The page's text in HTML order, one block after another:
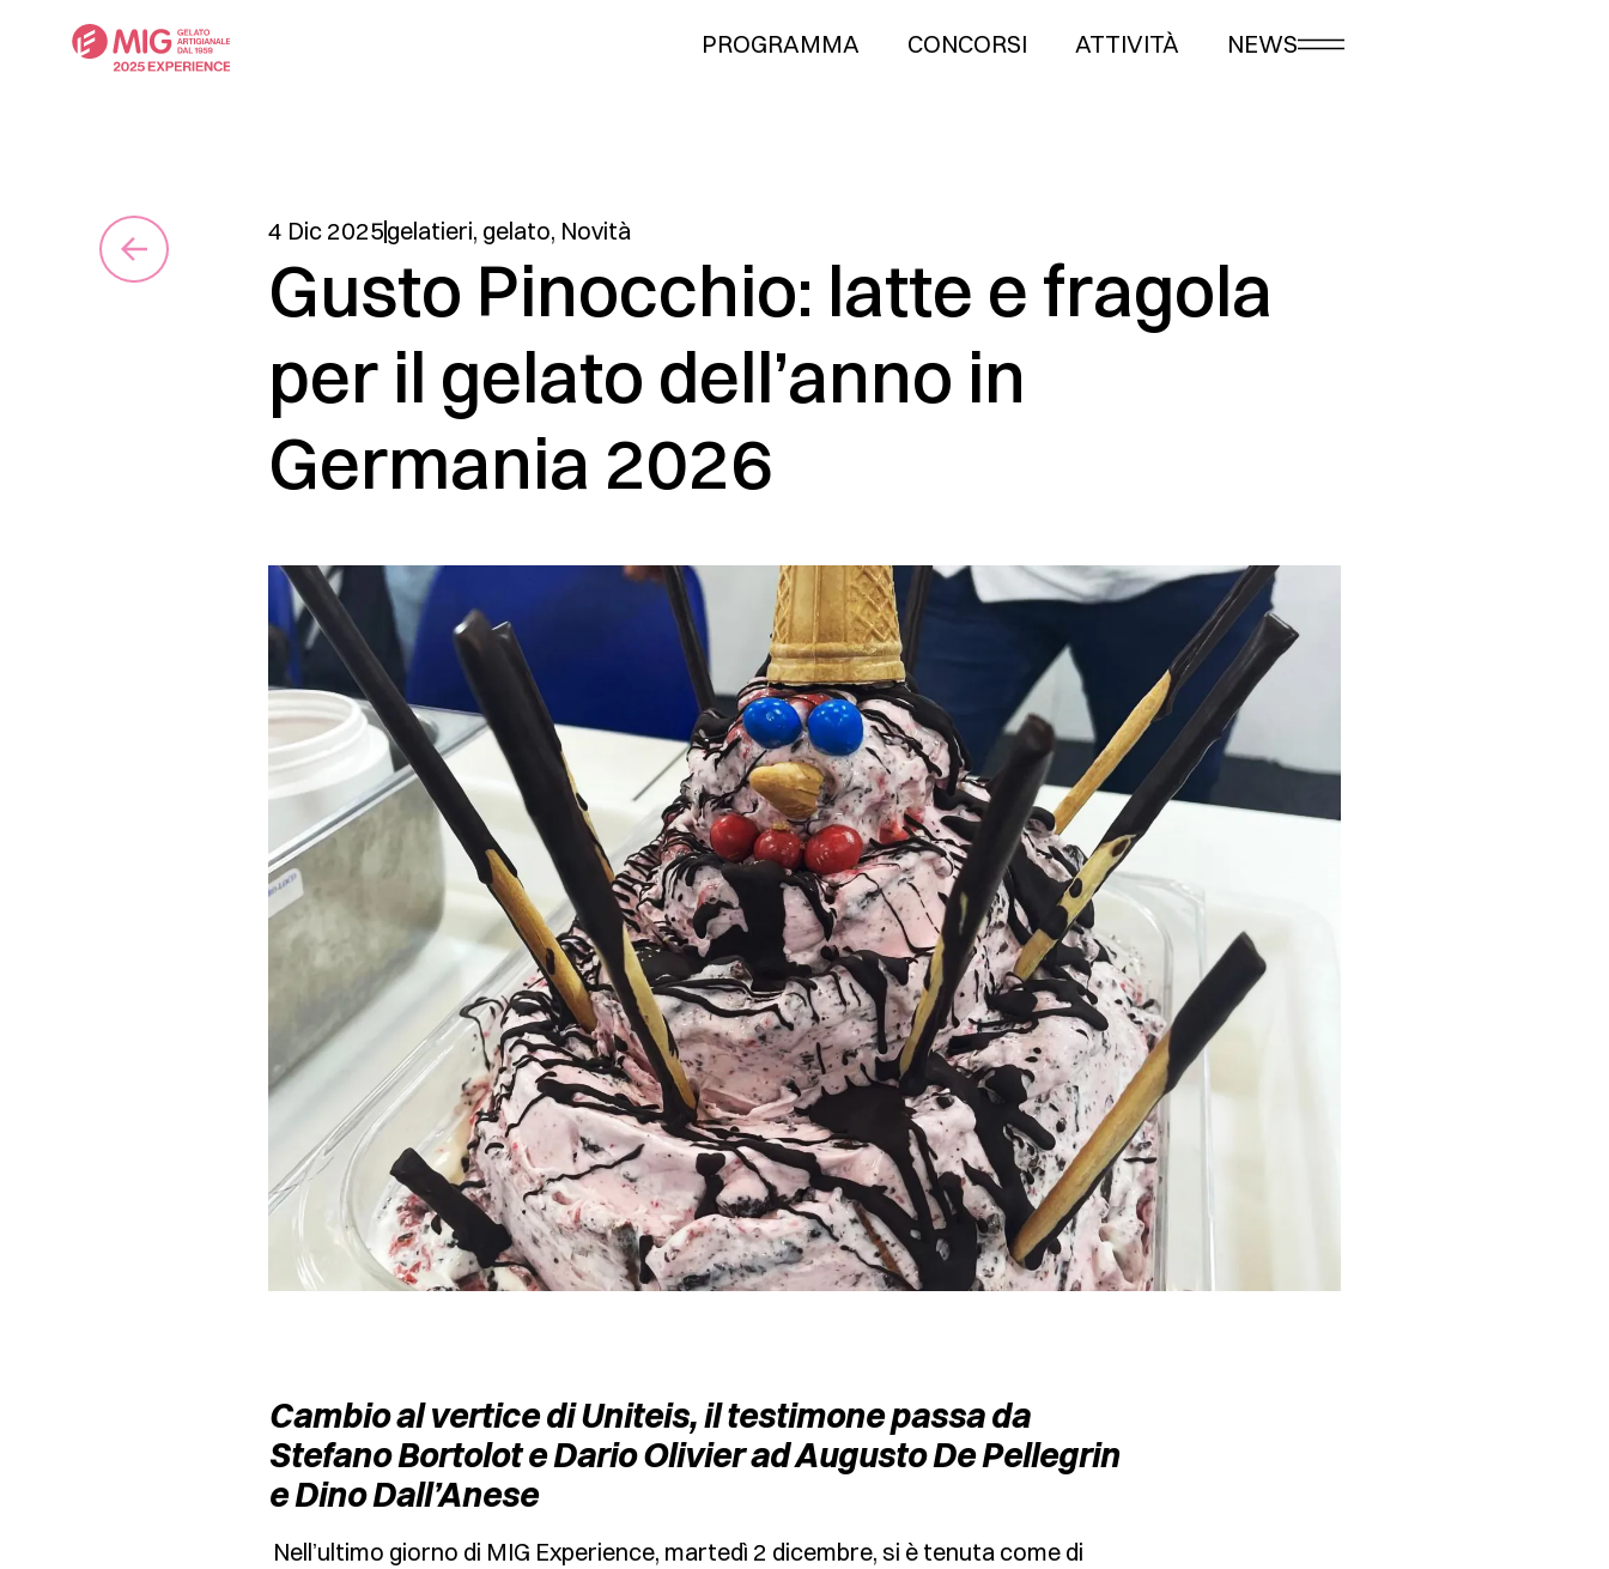
PROGRAMMA CONCORSI ATTIVITÀ NEWS
4 Dic 2025gelatieri, gelato, Novità
Gusto Pinocchio: latte e fragola
per il gelato dell’anno in
Germania 2026
Cambio al vertice di Uniteis, il testimone passa da
Stefano Bortolot e Dario Olivier ad Augusto De Pellegrin
e Dino Dall’Anese
Nell’ultimo giorno di MIG Experience, martedì 2 dicembre, si è tenuta come di